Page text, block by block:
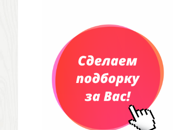
Несессеры и косметички
Портфели
Чехлы для планшетов и ноутбуков
Сумка на пояс или шею
Аксессуары
Женские сумки
Уютный дом